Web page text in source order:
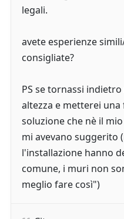
legali.
avete esperienze
consigliate?
PS se tornassi
altezza e metterei
soluzione che nè il
mi avevano suggerito
l'installazione hanno
comune, i muri non
meglio fare così")